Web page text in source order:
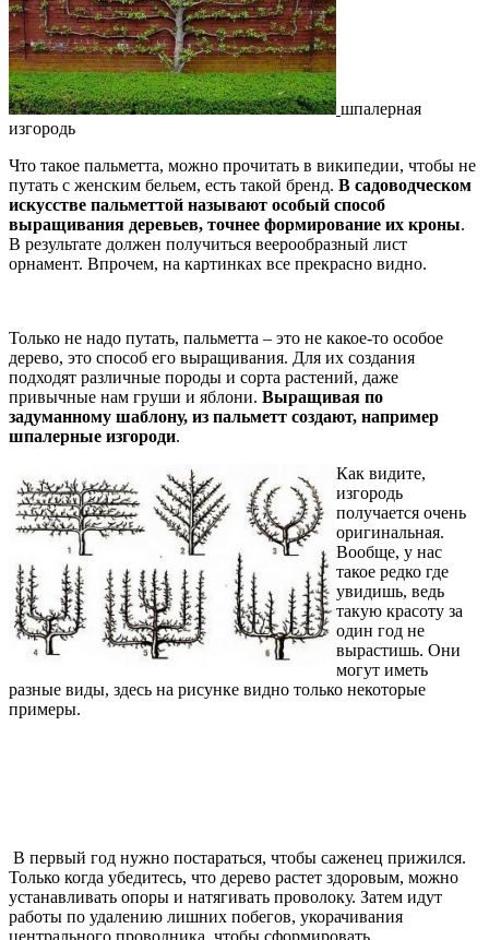
шпалерная
изгородь
Что такое пальметта, можно прочитать в википедии, чтобы не
путать с женским бельем, есть такой бренд. В садоводческом
искусстве пальметтой называют особый способ
выращивания деревьев, точнее формирование их кроны.
В результате должен получиться веерообразный лист
орнамент. Впрочем, на картинках все прекрасно видно.
Только не надо путать, пальметта – это не какое-то особое
дерево, это способ его выращивания. Для их создания
подходят различные породы и сорта растений, даже
привычные нам груши и яблони. Выращивая по
задуманному шаблону, из пальметт создают, например
шпалерные изгороди.
Как видите,
изгородь
получается очень
оригинальная.
Вообще, у нас
такое редко где
увидишь, ведь
такую красоту за
один год не
вырастишь. Они
могут иметь
разные виды, здесь на рисунке видно только некоторые
примеры.
В первый год нужно постараться, чтобы саженец прижился.
Только когда убедитесь, что дерево растет здоровым, можно
устанавливать опоры и натягивать проволоку. Затем идут
работы по удалению лишних побегов, укорачивания
центрального проводника, чтобы сформировать